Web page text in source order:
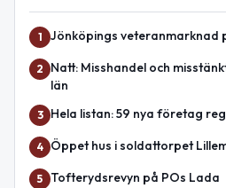
1 Jönköpings veteranmarknad
2
Natt: Misshandel och
län
3 Hela listan: 59 nya företag
4 Öppet hus i soldattorpet
5 Tofterydsrevyn på POs Lada